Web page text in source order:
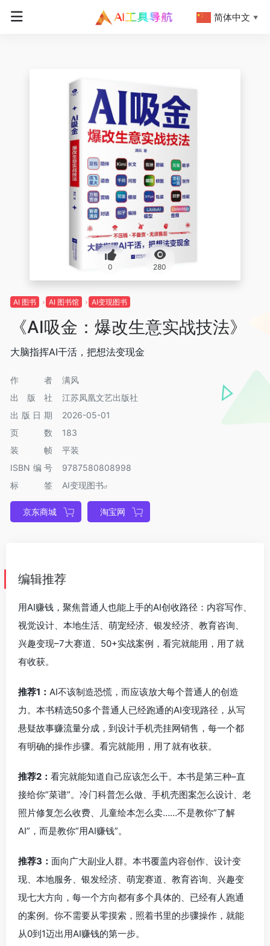
0 280
AI 图书 AI 图书馆 AI变现图书
《AI吸金：爆改生意实战技法》
大脑指挥AI干活，把想法变现金
作者
满风
出版社
江苏凤凰文艺出版社
出版日期
2026-05-01
页数
183
装帧
平装
ISBN编号
9787580808998
标签
AI变现图书
京东商城 淘宝网
编辑推荐
用AI赚钱，聚焦普通人也能上手的AI创收路径：内容写作、
视觉设计、本地生活、萌宠经济、银发经济、教育咨询、
兴趣变现–7大赛道、50+实战案例，看完就能用，用了就
有收获。
推荐1： AI不该制造恐慌，而应该放大每个普通人的创造
力。本书精选50多个普通人已经跑通的AI变现路径，从写
悬疑故事赚流量分成，到设计手机壳挂网销售，每一个都
有明确的操作步骤。看完就能用，用了就有收获。
推荐2： 看完就能知道自己应该怎么干。本书是第三种–直
接给你”菜谱”。冷门科普怎么做、手机壳图案怎么设计、老
照片修复怎么收费、儿童绘本怎么卖……不是教你”了解
AI”，而是教你”用AI赚钱”。
推荐3： 面向广大副业人群。本书覆盖内容创作、设计变
现、本地服务、银发经济、萌宠赛道、教育咨询、兴趣变
现七大方向，每一个方向都有多个具体的、已经有人跑通
的案例。你不需要从零摸索，照着书里的步骤操作，就能
从0到1迈出用AI赚钱的第一步。
简体中文 ▼